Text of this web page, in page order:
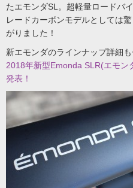
たエモンダSL。超軽量ロードバ
レードカーボンモデルとしては
がりました！
新エモンダのラインナップ詳細
2018年新型Emonda SLR(エモ
発表！